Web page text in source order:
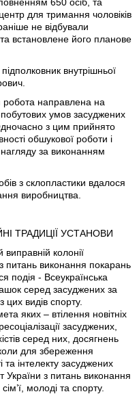
для тримання чоловіків
не відбували
встановлене його планове
внутрішньої
робота направлена на
умов засуджених
з цим прийнято
обшукової роботи і
нагляду за виконанням
з склопластики вдалося
виробництва.
ТРАДИЦІЇ УСТАНОВИ
колонії
питань виконання покарань
подія - Всеукраїнська
серед засуджених за
цих видів спорту.
яких – втілення новітніх
засуджених,
серед них, досягнень
для збереження
та інтелекту засуджених
з питань виконання
молоді та спорту.